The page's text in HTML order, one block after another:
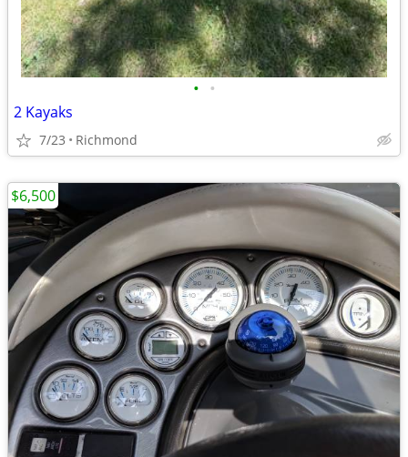
• •
2 Kayaks
7/23 Richmond
$6,500